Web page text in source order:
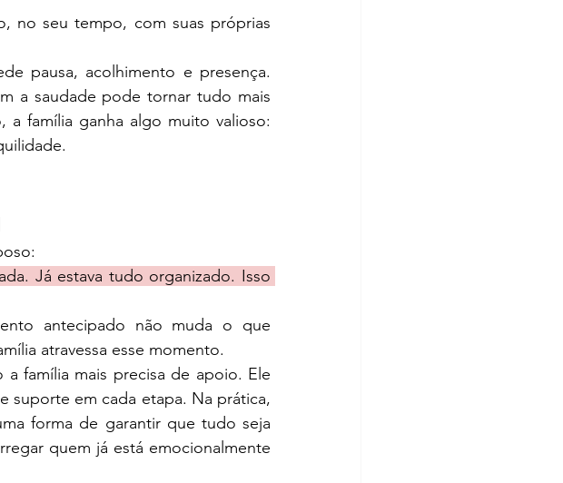
no seu tempo, com suas próprias
pausa, acolhimento e presença.
a saudade pode tornar tudo mais
família ganha algo muito valioso:
Já estava tudo organizado. Isso
antecipado não muda o que
atravessa esse momento.
família mais precisa de apoio. Ele
suporte em cada etapa. Na prática,
forma de garantir que tudo seja
quem já está emocionalmente